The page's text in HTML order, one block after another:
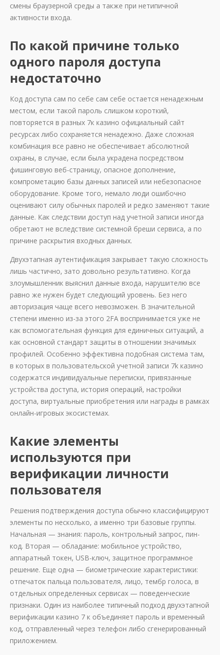
смены браузерной среды а также при нетипичной
активности входа.
По какой причине только
одного пароля доступа
недостаточно
Код доступа сам по себе сам себе остается ненадежным
местом, если такой пароль слишком короткий,
повторяется в разных 7к казино официальный сайт
ресурсах либо сохраняется ненадежно. Даже сложная
комбинация все равно не обеспечивает абсолютной
охраны, в случае, если была украдена посредством
фишинговую веб-страницу, опасное дополнение,
компрометацию базы данных записей или небезопасное
оборудование. Кроме того, немало люди ошибочно
оценивают силу обычных паролей и редко заменяют такие
данные. Как следствии доступ над учетной записи иногда
обретают не вследствие системной бреши сервиса, а по
причине раскрытия входных данных.
Двухэтапная аутентификация закрывает такую сложность
лишь частично, зато довольно результативно. Когда
злоумышленник выяснил данные входа, нарушителю все
равно же нужен будет следующий уровень. Без него
авторизация чаще всего невозможен. В значительной
степени именно из-за этого 2FA воспринимается уже не
как вспомогательная функция для единичных ситуаций, а
как основной стандарт защиты в отношении значимых
профилей. Особенно эффективна подобная система там,
в которых в пользовательской учетной записи 7k казино
содержатся индивидуальные переписки, привязанные
устройства доступа, история операций, настройки
доступа, виртуальные приобретения или награды в рамках
онлайн-игровых экосистемах.
Какие элементы
используются при
верификации личности
пользователя
Решения подтверждения доступа обычно классифицируют
элементы по несколько, а именно три базовые группы.
Начальная — знания: пароль, контрольный запрос, пин-
код. Вторая — обладание: мобильное устройство,
аппаратный токен, USB-ключ, защитное программное
решение. Еще одна — биометрические характеристики:
отпечаток пальца пользователя, лицо, тембр голоса, в
отдельных определенных сервисах — поведенческие
признаки. Один из наиболее типичный подход двухэтапной
верификации казино 7 к объединяет пароль и временный
код, отправленный через телефон либо сгенерированный
приложением.